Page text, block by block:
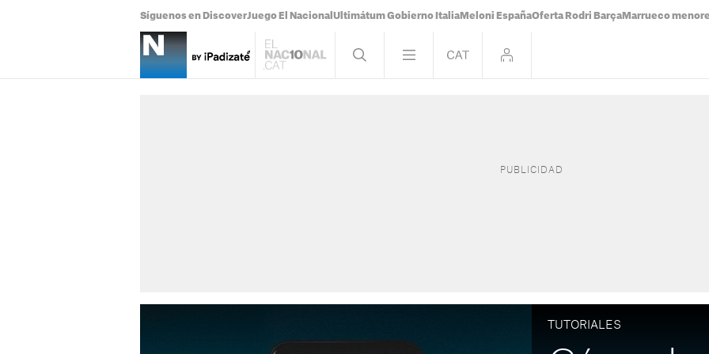
Síguenos en DiscoverJuego El Nacional Ultimátum Gobierno Italia Meloni EspañaOferta Rodri Barça Marrueco
TUTORIALES